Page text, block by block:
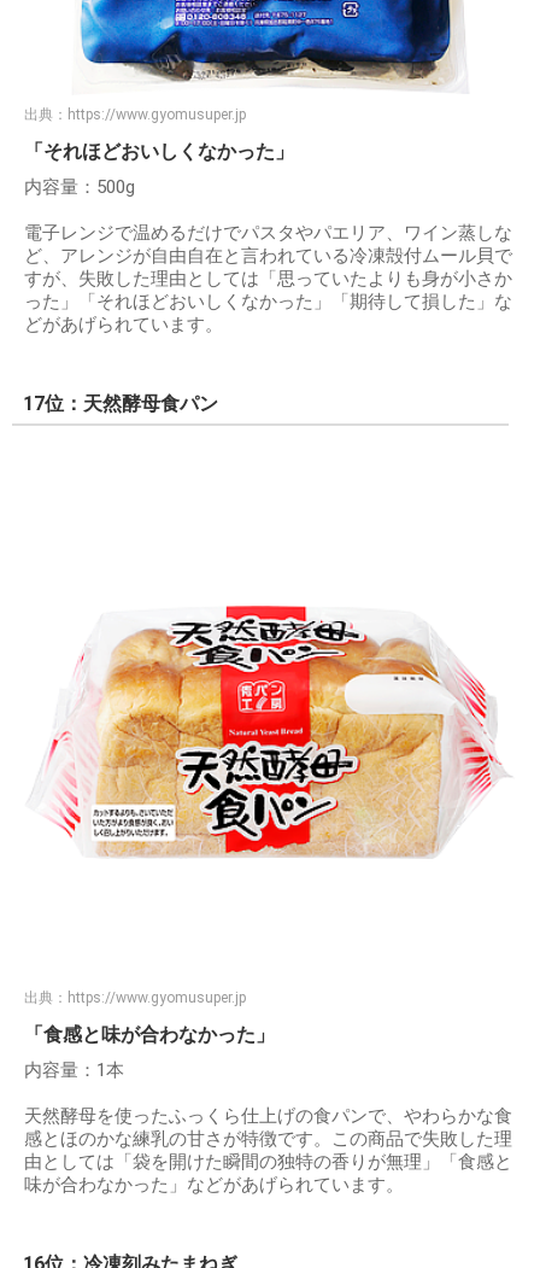
出典： https://www.gyomusuper.jp
「それほどおいしくなかった」
内容量：500g
電子レンジで温めるだけでパスタやパエリア、ワイン蒸しな
ど、アレンジが自由自在と言われている冷凍殻付ムール貝で
すが、失敗した理由としては「思っていたよりも身が小さか
った」「それほどおいしくなかった」「期待して損した」な
どがあげられています。
17位：天然酵母食パン
出典： https://www.gyomusuper.jp
「食感と味が合わなかった」
内容量：1本
天然酵母を使ったふっくら仕上げの食パンで、やわらかな食
感とほのかな練乳の甘さが特徴です。この商品で失敗した理
由としては「袋を開けた瞬間の独特の香りが無理」「食感と
味が合わなかった」などがあげられています。